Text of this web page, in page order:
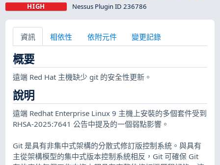
HIGH Nessus Plugin ID 236786
資訊 相依性 依附元件 變更記錄
概要
遠端 Red Hat 主機缺少 git 的安全性更新。
說明
遠端 Redhat Enterprise Linux 9 主機上安裝的多個套件受到
RHSA-2025:7641 公告中提及的一個弱點影響。
Git 是具有非集中式架構的分散式修訂版控制系統。與具有
主從架構模型的集中式版本控制系統相反，Git 可確保 Git